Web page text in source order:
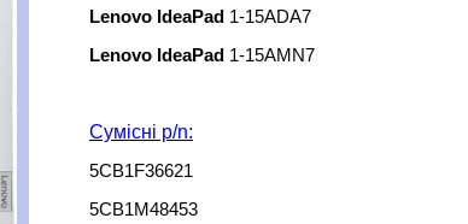
Lenovo IdeaPad 1-15ADA7
Lenovo IdeaPad 1-15AMN7
Сумісні p/n:
5CB1F36621
5CB1M48453